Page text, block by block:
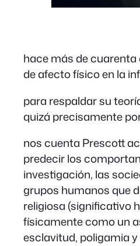
hace más de cuarenta
de afecto físico en la
para respaldar su
quizá precisamente
nos cuenta Prescott
predecir los
investigación, las
grupos humanos que
religiosa (significativo
físicamente como un
esclavitud, poligamia